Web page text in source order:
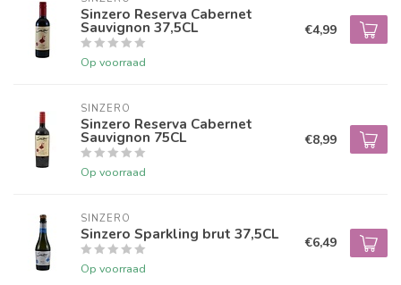
Sinzero Reserva Cabernet
Sauvignon 37,5CL
Op voorraad
€4,99
SINZERO
Sinzero Reserva Cabernet
Sauvignon 75CL
Op voorraad
€8,99
SINZERO
Sinzero Sparkling brut 37,5CL
Op voorraad
€6,49